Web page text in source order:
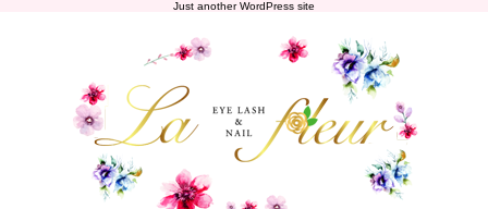
Just another WordPress site